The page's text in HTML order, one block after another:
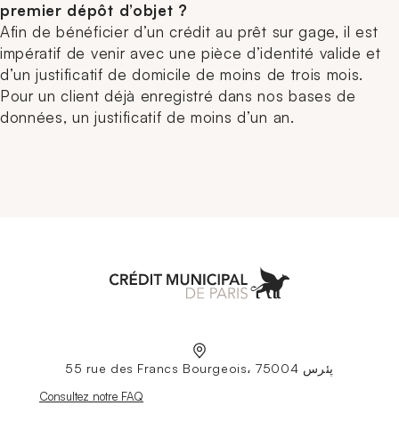
premier dépôt d’objet ?
Afin de bénéficier d’un crédit au prêt sur gage, il est
impératif de venir avec une pièce d’identité valide et
d’un justificatif de domicile de moins de trois mois.
Pour un client déjà enregistré dans nos bases de
données, un justificatif de moins d’un an.
55 rue des Francs Bourgeois، 75004 پئرس
Nouvelle fenêtre
Consultez notre FAQ